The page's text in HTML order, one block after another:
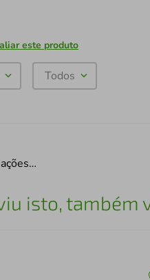
este produto
Todos
isto, também